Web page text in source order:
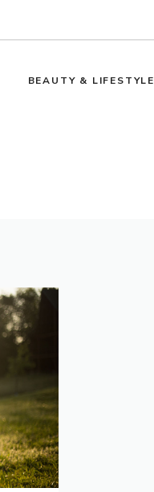
BEAUTY & LIFESTYLE